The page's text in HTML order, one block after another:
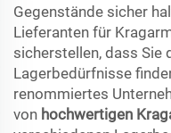
Gegenstände sicher
Lieferanten für
sicherstellen, dass Sie
Lagerbedürfnisse
renommiertes
von hochwertigen